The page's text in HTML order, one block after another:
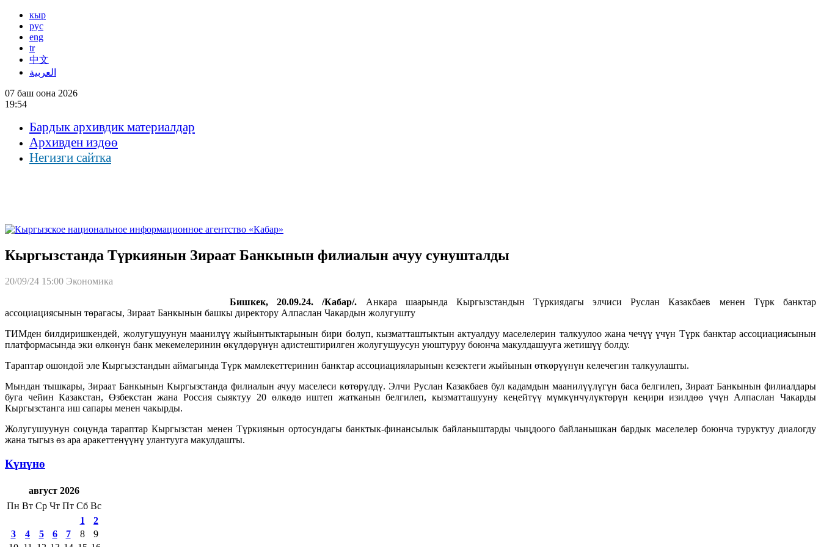
кыр
рус
eng
tr
中文
العربية
07 баш оона 2026
19:54
Бардык архивдик материалдар
Архивден издөө
Негизги сайтка
Кыргызстанда Түркиянын Зираат Банкынын филиалын ачуу сунушталды
20/09/24 15:00 Экономика
Бишкек, 20.09.24. /Кабар/. Анкара шаарында Кыргызстандын Түркиядагы элчиси Руслан Казакбаев менен Түрк банктар
ассоциациясынын төрагасы, Зираат Банкынын башкы директору Алпаслан Чакардын жолугушту
ТИМден билдиришкендей, жолугушуунун маанилүү жыйынтыктарынын бири болуп, кызматташтыктын актуалдуу маселелерин талкуулоо жана чечүү үчүн Түрк банктар ассоциациясынын
платформасында эки өлкөнүн банк мекемелеринин өкүлдөрүнүн адистештирилген жолугушуусун уюштуруу боюнча макулдашууга жетишүү болду.
Тараптар ошондой эле Кыргызстандын аймагында Түрк мамлекеттеринин банктар ассоциацияларынын кезектеги жыйынын өткөрүүнүн келечегин талкуулашты.
Мындан тышкары, Зираат Банкынын Кыргызстанда филиалын ачуу маселеси көтөрүлдү. Элчи Руслан Казакбаев бул кадамдын маанилүүлүгүн баса белгилеп, Зираат Банкынын филиалдары
буга чейин Казакстан, Өзбекстан жана Россия сыяктуу 20 өлкөдө иштеп жатканын белгилеп, кызматташууну кеңейтүү мүмкүнчүлүктөрүн кеңири изилдөө үчүн Алпаслан Чакарды
Кыргызстанга иш сапары менен чакырды.
Жолугушуунун соңунда тараптар Кыргызстан менен Түркиянын ортосундагы банктык-финансылык байланыштарды чыңдоого байланышкан бардык маселелер боюнча туруктуу диалогду
жана тыгыз өз ара аракеттенүүнү улантууга макулдашты.
Күнүнө
август 2026
Пн Вт Ср Чт Пт Сб Вс
1
2
3
4 5 6 7 8
9